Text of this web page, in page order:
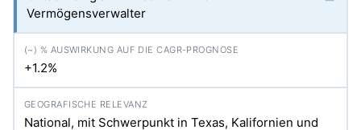
Vermögensverwalter
+1.2%
National, mit Schwerpunkt in Texas, Kalifornien und